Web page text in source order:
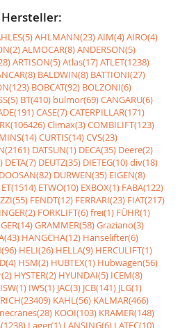
AHLMANN(23)AIM(4)AIRO(4)
ALMOCAR(8)ANDERSON(5)
ARTISON(5)Atlas(17)ATLET(1238)
BALDWIN(8) BATTIONI(27)
BOBCAT(92) BOLZONI(6)
BT(410) bulmor(69)CANGARU(6)
CASE(7)CATERPILLAR(171)
Climax(3)COMBILIFT(123)
CURTIS(14)CVS(23)
DATSUN(1) DECA(35) Deere(2)
DETA(7) DEUTZ(35) DIETEG(10)div(18)
DOOSAN(82) DURWEN(35) EIGEN(8)
ET(1514) ETWO(10) EXBOX(1) FABA(122)
FENDT(12) FERRARI(23) FIAT(217)
FORKLIFT(6)frei(1) FÜHR(1)
GRAMMER(58)Graziano(3)
HANGCHA(12) Hanselifter(6)
HELI(26) HELLA(9) HERCULIFT(1)
HSM(2) HUBTEX(1) Hubwagen(56)
HYSTER(2) HYUNDAI(5) ICEM(8)
ISW(1) IWS(1) JAC(3) JCB(141) JLG(1)
KAHL(56) KALMAR(466)
KOOI(103) KRAMER(148)
Lager(1) LANSING(6) LATEC(10)